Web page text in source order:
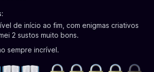
de início ao fim, com enigmas criativos
2 sustos muito bons.
sempre incrível.